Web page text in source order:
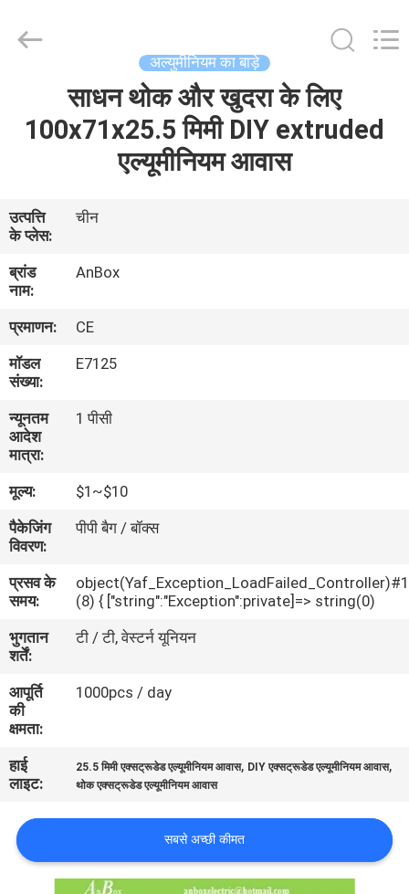
हमारे
बारे
में
कारखाना
भ्रमण
गुणवत्ता
नियंत्रण
संपर्क
करें
एक
उद्धरण
की
विनती
करे
SHOPPING ONLINE
साइटमैप
अल्युमीनियम का बाड़े
साधन थोक और खुदरा के लिए
100x71x25.5 मिमी DIY extruded
एल्यूमीनियम आवास
उत्पत्ति
के प्लेस:
चीन
ब्रांड
नाम:
AnBox
प्रमाणन:
CE
मॉडल
संख्या:
E7125
न्यूनतम
आदेश
मात्रा:
1 पीसी
मूल्य:
$1~$10
पैकेजिंग
विवरण:
पीपी बैग / बॉक्स
प्रसव के
समय:
(8) { ["string":"Exception":private]=> string(0)
भुगतान
शर्तें:
टी / टी, वेस्टर्न यूनियन
आपूर्ति
की
क्षमता:
1000pcs / day
हाई
लाइट:
25.5 मिमी एक्सट्रूडेड एल्यूमीनियम आवास, DIY एक्सट्रूडेड एल्यूमीनियम आवास,
थोक एक्सट्रूडेड एल्यूमीनियम आवास
सबसे अच्छी कीमत